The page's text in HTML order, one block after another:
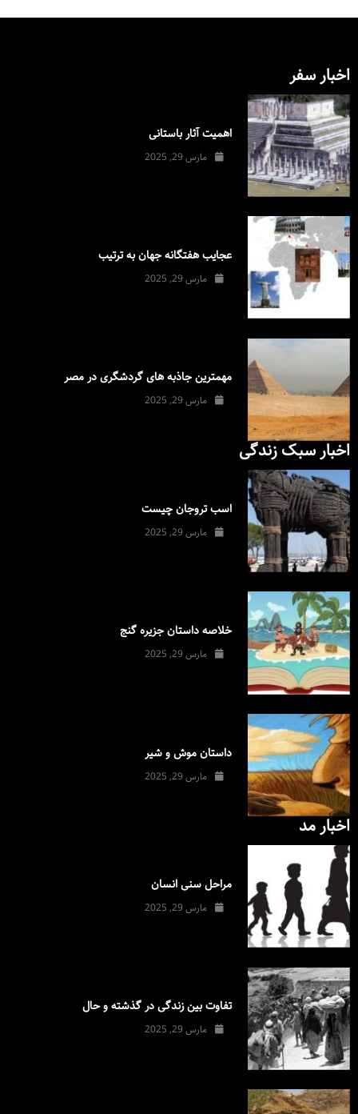
اخبار سفر
اهمیت آثار باستانی
مارس 29, 2025
عجایب هفتگانه جهان به ترتیب
مارس 29, 2025
مهمترین جاذبه های گردشگری در مصر
مارس 29, 2025
اخبار سبک زندگی
اسب تروجان چیست
مارس 29, 2025
خلاصه داستان جزیره گنج
مارس 29, 2025
داستان موش و شیر
مارس 29, 2025
اخبار مد
مراحل سنی انسان
مارس 29, 2025
تفاوت بین زندگی در گذشته و حال
مارس 29, 2025